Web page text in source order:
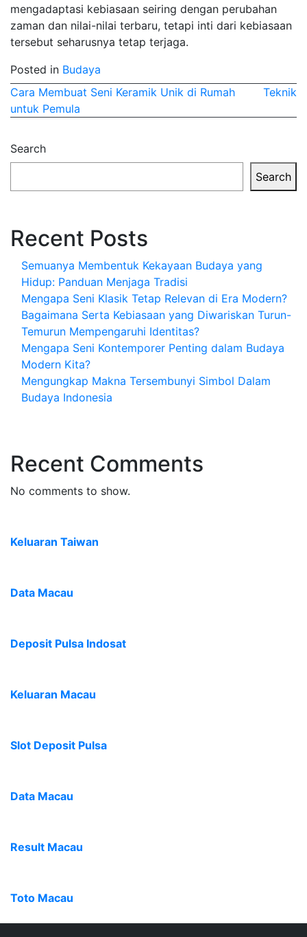
mengadaptasi kebiasaan seiring dengan perubahan
zaman dan nilai-nilai terbaru, tetapi inti dari kebiasaan
tersebut seharusnya tetap terjaga.
Posted in Budaya
Post
navigation
Cara Membuat Seni Keramik Unik di Rumah
untuk Pemula
Teknik
Search
Search
Recent Posts
Semuanya Membentuk Kekayaan Budaya yang
Hidup: Panduan Menjaga Tradisi
Mengapa Seni Klasik Tetap Relevan di Era Modern?
Bagaimana Serta Kebiasaan yang Diwariskan Turun-
Temurun Mempengaruhi Identitas?
Mengapa Seni Kontemporer Penting dalam Budaya
Modern Kita?
Mengungkap Makna Tersembunyi Simbol Dalam
Budaya Indonesia
Recent Comments
No comments to show.
Keluaran Taiwan
Data Macau
Deposit Pulsa Indosat
Keluaran Macau
Slot Deposit Pulsa
Data Macau
Result Macau
Toto Macau